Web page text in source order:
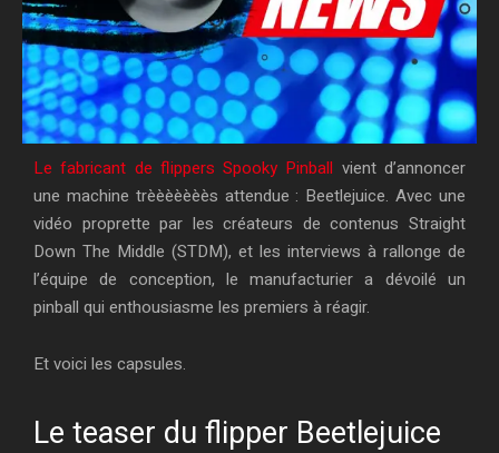
Le fabricant de flippers Spooky Pinball vient d’annoncer
une machine trèèèèèèès attendue : Beetlejuice. Avec une
vidéo proprette par les créateurs de contenus Straight
Down The Middle (STDM), et les interviews à rallonge de
l’équipe de conception, le manufacturier a dévoilé un
pinball qui enthousiasme les premiers à réagir.
Et voici les capsules.
Le teaser du flipper Beetlejuice